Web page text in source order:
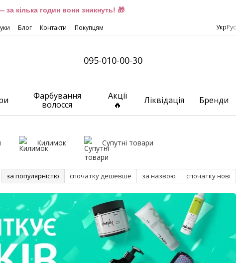
кілька годин вони зникнуть! 🎁
Блог Контакти Покупцям УкрРус
095-010-00-30
Фарбування
волосся
Акції
🔥
Ліквідація Бренди
Килимок Супутні товари
за популярністю спочатку дешевше за назвою спочатку нові